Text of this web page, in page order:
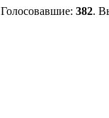
Голосовавшие: 382.